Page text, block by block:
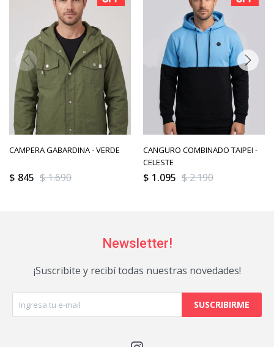
CAMPERA GABARDINA - VERDE
$ 845 $1.690
CANGURO COMBINADO TAIPEI -
CELESTE
$ 1.095 $2.190
Newsletter!
¡Suscribite y recibí todas nuestras novedades!
SUSCRIBIRME